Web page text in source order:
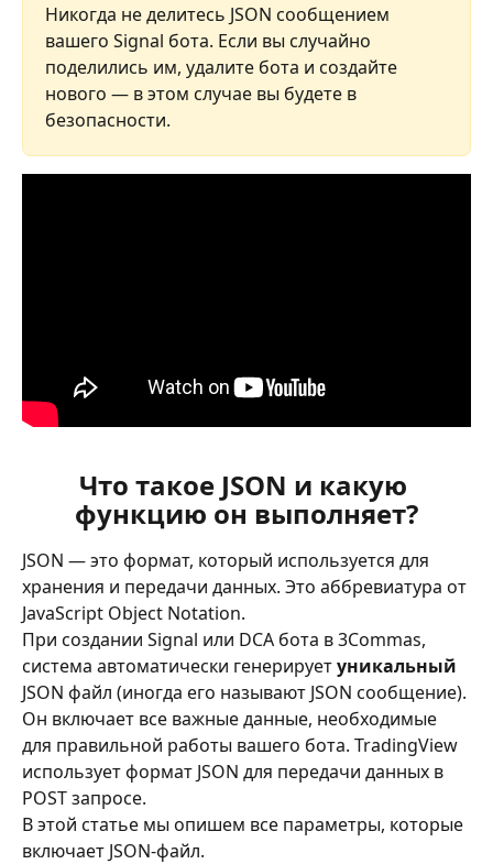
Никогда не делитесь JSON сообщением
вашего Signal бота. Если вы случайно
поделились им, удалите бота и создайте
нового — в этом случае вы будете в
безопасности.
Что такое JSON и какую
функцию он выполняет?
JSON — это формат, который используется для
хранения и передачи данных. Это аббревиатура от
JavaScript Object Notation.
При создании Signal или DCA бота в 3Commas,
система автоматически генерирует уникальный
JSON файл (иногда его называют JSON сообщение).
Он включает все важные данные, необходимые
для правильной работы вашего бота. TradingView
использует формат JSON для передачи данных в
POST запросе.
В этой статье мы опишем все параметры, которые
включает JSON-файл.